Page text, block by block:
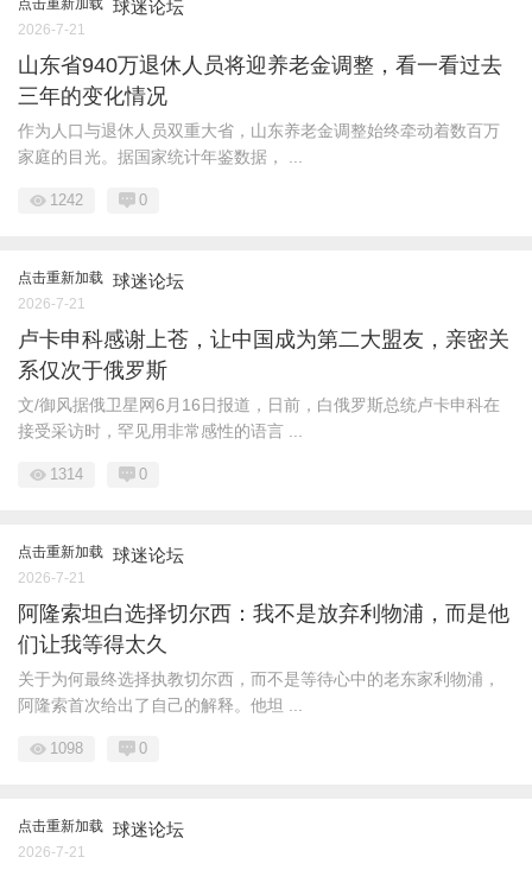
点击重新加载 球迷论坛
2026-7-21
山东省940万退休人员将迎养老金调整，看一看过去
三年的变化情况
作为人口与退休人员双重大省，山东养老金调整始终牵动着数百万
家庭的目光。据国家统计年鉴数据， ...
1242 0
点击重新加载 球迷论坛
2026-7-21
卢卡申科感谢上苍，让中国成为第二大盟友，亲密关
系仅次于俄罗斯
文/御风据俄卫星网6月16日报道，日前，白俄罗斯总统卢卡申科在
接受采访时，罕见用非常感性的语言 ...
1314 0
点击重新加载 球迷论坛
2026-7-21
阿隆索坦白选择切尔西：我不是放弃利物浦，而是他
们让我等得太久
关于为何最终选择执教切尔西，而不是等待心中的老东家利物浦，
阿隆索首次给出了自己的解释。他坦 ...
1098 0
点击重新加载 球迷论坛
2026-7-21